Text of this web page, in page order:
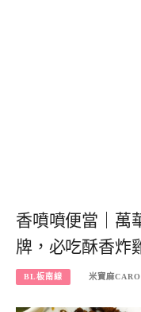
香噴噴便當｜萬
牌，必吃酥香炸
BL板南線 米寶麻